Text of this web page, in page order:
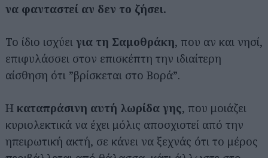
να φανταστεί αν δεν το ζήσει.
Το ίδιο ισχύει για τη Σαμοθράκη, που αν και νησί,
επιφυλάσσει στον επισκέπτη την ιδιαίτερη
αίσθηση ότι ”βρίσκεται στο Βορά”.
Η καταπράσινη αυτή λωρίδα γης, που μοιάζει
κυριολεκτικά να έχει μόλις αποσχιστεί από την
ηπειρωτική ακτή, σε κάνει να ξεχνάς ότι το μέρος